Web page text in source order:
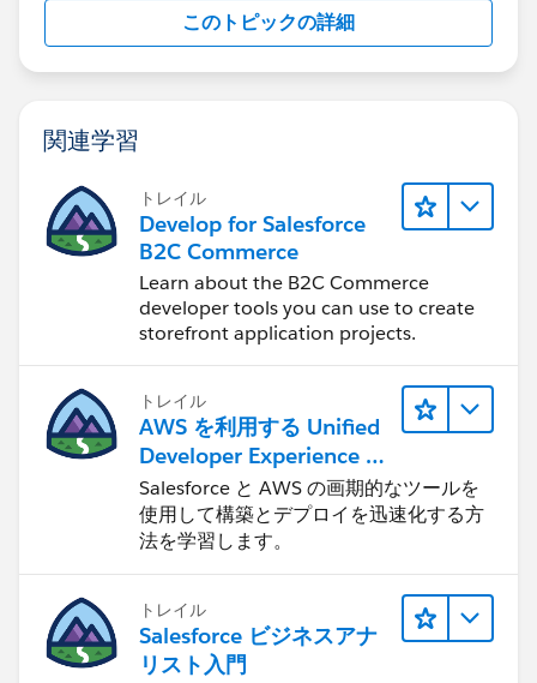
このトピックの詳細
関連学習
トレイル
Develop for Salesforce
B2C Commerce
Learn about the B2C Commerce
developer tools you can use to create
storefront application projects.
トレイル
AWS を利用する Unified
Developer Experience に
ついて学ぶ
Salesforce と AWS の画期的なツールを
使用して構築とデプロイを迅速化する方
法を学習します。
トレイル
Salesforce ビジネスアナ
リスト入門